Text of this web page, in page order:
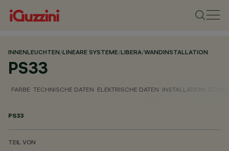
INNENLEUCHTEN/LINEARE SYSTEME/LIBERA/WANDINSTALLATION
PS33
FARBE TECHNISCHE DATEN ELEKTRISCHE DATEN INSTALLATION
PS33
TEIL VON